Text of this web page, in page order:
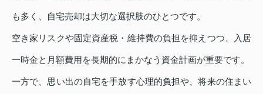
も多く、自宅売却は大切な選択肢のひとつです。
空き家リスクや固定資産税・維持費の負担を抑えつつ、入居
一時金と月額費用を長期的にまかなう資金計画が重要です。
一方で、思い出の自宅を手放す心理的負担や、将来の住まい